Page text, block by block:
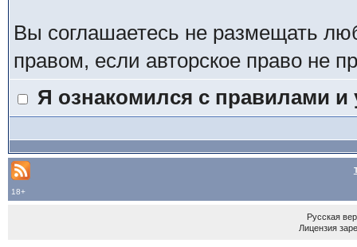
Вы соглашаетесь не размещать
правом, если авторское право не
Я ознакомился с правилами
18+
Русская
Лицензия